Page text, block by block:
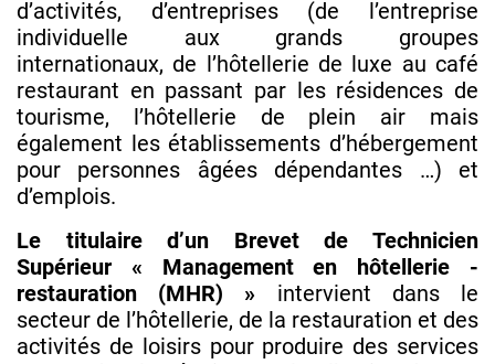
d’activités, d’entreprises (de l’entreprise
individuelle aux grands groupes
internationaux, de l’hôtellerie de luxe au café
restaurant en passant par les résidences de
tourisme, l’hôtellerie de plein air mais
également les établissements d’hébergement
pour personnes âgées dépendantes …) et
d’emplois.
Le titulaire d’un Brevet de Technicien
Supérieur « Management en hôtellerie -
restauration (MHR) » intervient dans le
secteur de l’hôtellerie, de la restauration et des
activités de loisirs pour produire des services